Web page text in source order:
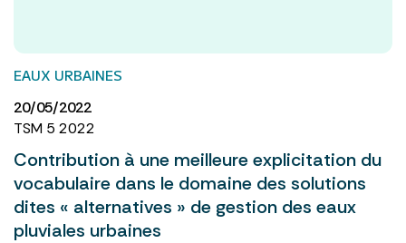
EAUX URBAINES
20/05/2022
TSM 5 2022
Contribution à une meilleure explicitation du
vocabulaire dans le domaine des solutions
dites « alternatives » de gestion des eaux
pluviales urbaines